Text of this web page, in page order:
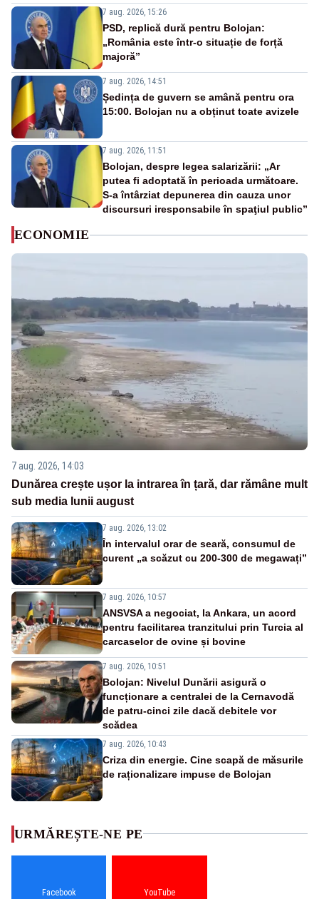
7 aug. 2026, 15:26
PSD, replică dură pentru Bolojan:
„România este într-o situație de forță
majoră”
7 aug. 2026, 14:51
Ședința de guvern se amână pentru ora
15:00. Bolojan nu a obținut toate avizele
7 aug. 2026, 11:51
Bolojan, despre legea salarizării: „Ar
putea fi adoptată în perioada următoare.
S-a întârziat depunerea din cauza unor
discursuri iresponsabile în spaţiul public”
ECONOMIE
7 aug. 2026, 14:03
Dunărea crește ușor la intrarea în țară, dar rămâne mult
sub media lunii august
7 aug. 2026, 13:02
În intervalul orar de seară, consumul de
curent „a scăzut cu 200-300 de megawați”
7 aug. 2026, 10:57
ANSVSA a negociat, la Ankara, un acord
pentru facilitarea tranzitului prin Turcia al
carcaselor de ovine și bovine
7 aug. 2026, 10:51
Bolojan: Nivelul Dunării asigură o
funcționare a centralei de la Cernavodă
de patru-cinci zile dacă debitele vor
scădea
7 aug. 2026, 10:43
Criza din energie. Cine scapă de măsurile
de raționalizare impuse de Bolojan
URMĂREȘTE-NE PE
Facebook YouTube